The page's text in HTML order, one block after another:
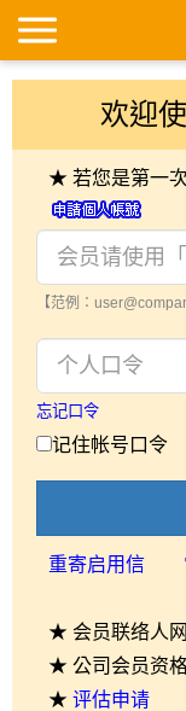
欢迎
★ 若您是第一
【范例：
忘记口令
记住帐号口令
重寄启用信
★ 会员联络人
★ 公司会员资
★ 评估申请